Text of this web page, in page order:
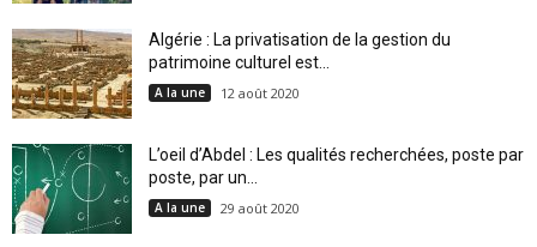
Algérie : La privatisation de la gestion du
patrimoine culturel est...
A la une 12 août 2020
L’oeil d’Abdel : Les qualités recherchées, poste par
poste, par un...
A la une 29 août 2020